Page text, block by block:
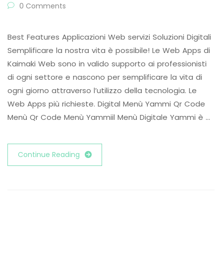
0 Comments
Best Features Applicazioni Web servizi Soluzioni Digitali
Semplificare la nostra vita è possibile! Le Web Apps di
Kaimaki Web sono in valido supporto ai professionisti
di ogni settore e nascono per semplificare la vita di
ogni giorno attraverso l’utilizzo della tecnologia. Le
Web Apps più richieste. Digital Menù Yammi Qr Code
Menù Qr Code Menù Yammiil Menù Digitale Yammi è …
Continue Reading